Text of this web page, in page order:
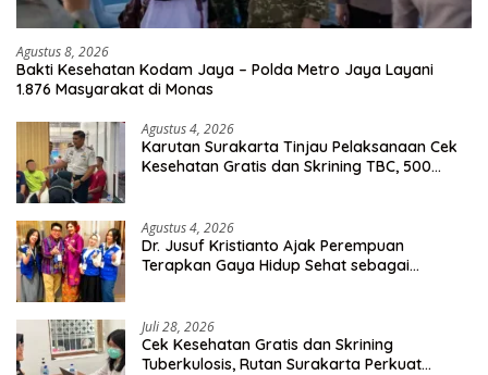
Agustus 8, 2026
Bakti Kesehatan Kodam Jaya – Polda Metro Jaya Layani
1.876 Masyarakat di Monas
Agustus 4, 2026
Karutan Surakarta Tinjau Pelaksanaan Cek
Kesehatan Gratis dan Skrining TBC, 500
Agustus 4, 2026
Dr. Jusuf Kristianto Ajak Perempuan
Terapkan Gaya Hidup Sehat sebagai
Juli 28, 2026
Cek Kesehatan Gratis dan Skrining
Tuberkulosis, Rutan Surakarta Perkuat